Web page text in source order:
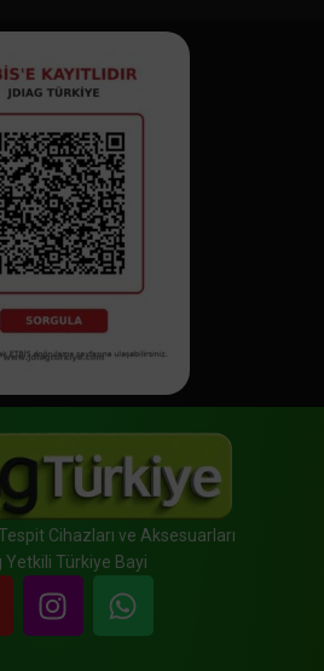
Cihazları ve Aksesuarları
Yetkili Türkiye Bayi